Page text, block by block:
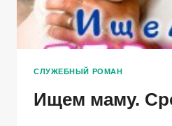
СЛУЖЕБНЫЙ РОМАН
Ищем маму.